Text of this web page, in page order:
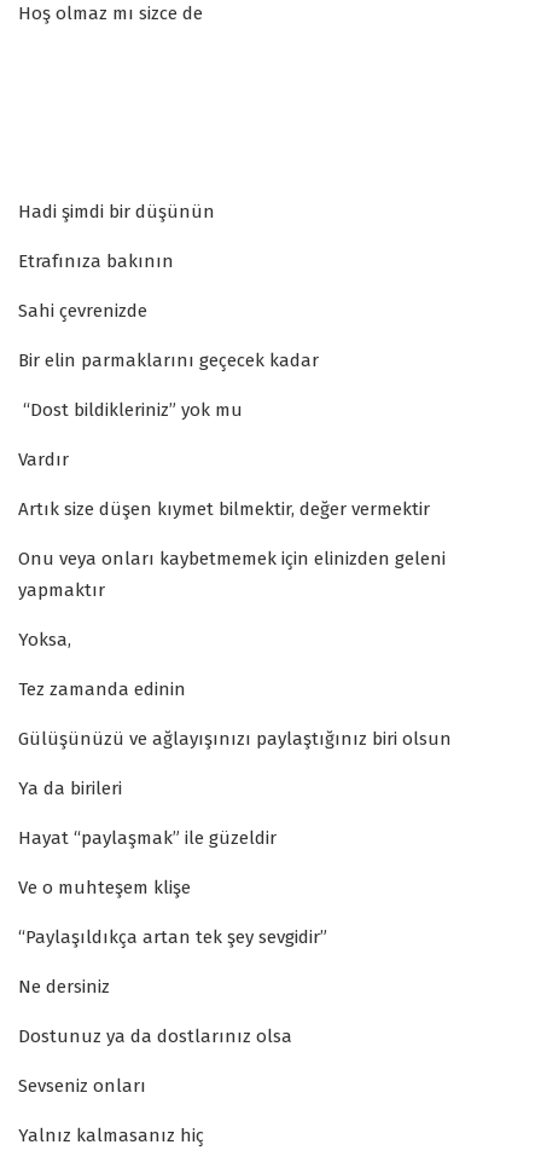
Hoş olmaz mı sizce de
Hadi şimdi bir düşünün
Etrafınıza bakının
Sahi çevrenizde
Bir elin parmaklarını geçecek kadar
“Dost bildikleriniz” yok mu
Vardır
Artık size düşen kıymet bilmektir, değer vermektir
Onu veya onları kaybetmemek için elinizden geleni
yapmaktır
Yoksa,
Tez zamanda edinin
Gülüşünüzü ve ağlayışınızı paylaştığınız biri olsun
Ya da birileri
Hayat “paylaşmak” ile güzeldir
Ve o muhteşem klişe
“Paylaşıldıkça artan tek şey sevgidir”
Ne dersiniz
Dostunuz ya da dostlarınız olsa
Sevseniz onları
Yalnız kalmasanız hiç